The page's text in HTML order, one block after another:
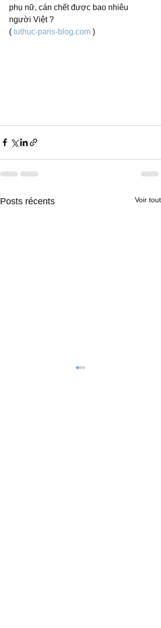
phụ nữ, cán chết được bao nhiêu
người Việt ?
( tuthuc-paris-blog.com )
Posts récents Voir tout